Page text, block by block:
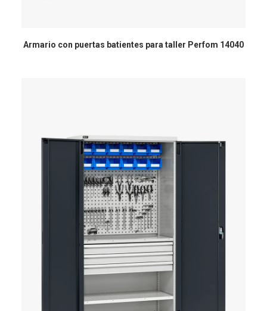
Armario con puertas batientes para taller Perfom 14040